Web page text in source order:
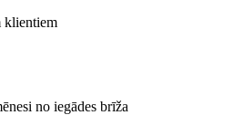
klientiem
no iegādes brīža